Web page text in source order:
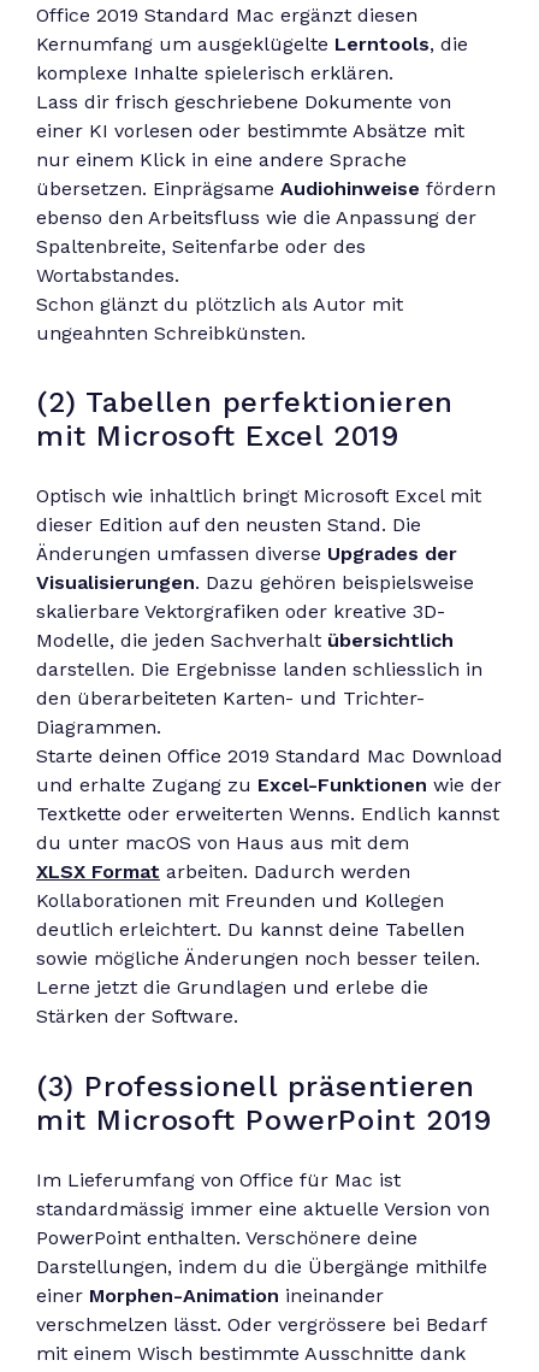
Office 2019 Standard Mac ergänzt diesen
Kernumfang um ausgeklügelte Lerntools, die
komplexe Inhalte spielerisch erklären.
Lass dir frisch geschriebene Dokumente von
einer KI vorlesen oder bestimmte Absätze mit
nur einem Klick in eine andere Sprache
übersetzen. Einprägsame Audiohinweise fördern
ebenso den Arbeitsfluss wie die Anpassung der
Spaltenbreite, Seitenfarbe oder des
Wortabstandes.
Schon glänzt du plötzlich als Autor mit
ungeahnten Schreibkünsten.
(2) Tabellen perfektionieren
mit Microsoft Excel 2019
Optisch wie inhaltlich bringt Microsoft Excel mit
dieser Edition auf den neusten Stand. Die
Änderungen umfassen diverse Upgrades der
Visualisierungen. Dazu gehören beispielsweise
skalierbare Vektorgrafiken oder kreative 3D-
Modelle, die jeden Sachverhalt übersichtlich
darstellen. Die Ergebnisse landen schliesslich in
den überarbeiteten Karten- und Trichter-
Diagrammen.
Starte deinen Office 2019 Standard Mac Download
und erhalte Zugang zu Excel-Funktionen wie der
Textkette oder erweiterten Wenns. Endlich kannst
du unter macOS von Haus aus mit dem
XLSX Format arbeiten. Dadurch werden
Kollaborationen mit Freunden und Kollegen
deutlich erleichtert. Du kannst deine Tabellen
sowie mögliche Änderungen noch besser teilen.
Lerne jetzt die Grundlagen und erlebe die
Stärken der Software.
(3) Professionell präsentieren
mit Microsoft PowerPoint 2019
Im Lieferumfang von Office für Mac ist
standardmässig immer eine aktuelle Version von
PowerPoint enthalten. Verschönere deine
Darstellungen, indem du die Übergänge mithilfe
einer Morphen-Animation ineinander
verschmelzen lässt. Oder vergrössere bei Bedarf
mit einem Wisch bestimmte Ausschnitte dank